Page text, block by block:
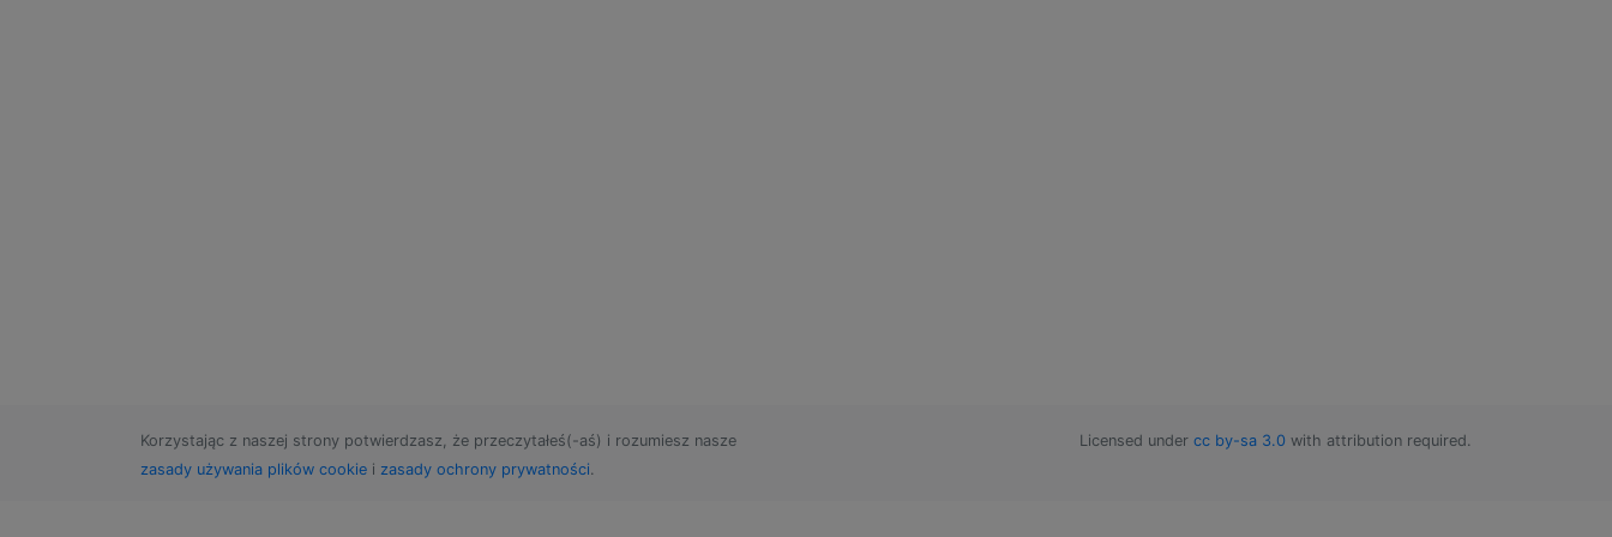
Korzystając z naszej strony potwierdzasz, że przeczytałeś(-aś) i rozumiesz nasze
zasady używania plików cookie i zasady ochrony prywatności.
Licensed under cc by-sa 3.0 with attribution required.